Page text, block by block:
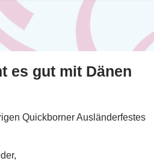
es gut mit Dänen
Quickborner Ausländerfestes